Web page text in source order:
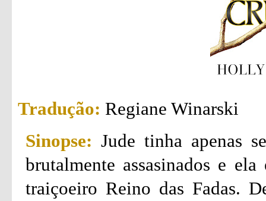
Tradução: Regiane Winarski
Sinopse: Jude tinha apenas
brutalmente assasinados e
traiçoeiro Reino das Fadas.